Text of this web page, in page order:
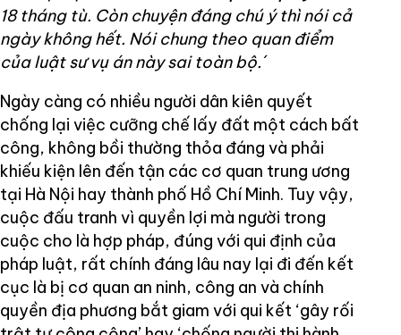
18 tháng tù. Còn chuyện đáng chú ý thì nói cả
ngày không hết. Nói chung theo quan điểm
của luật sư vụ án này sai toàn bộ.´
Ngày càng có nhiều người dân kiên quyết
chống lại việc cưỡng chế lấy đất một cách bất
công, không bồi thường thỏa đáng và phải
khiếu kiện lên đến tận các cơ quan trung ương
tại Hà Nội hay thành phố Hồ Chí Minh. Tuy vậy,
cuộc đấu tranh vì quyền lợi mà người trong
cuộc cho là hợp pháp, đúng với qui định của
pháp luật, rất chính đáng lâu nay lại đi đến kết
cục là bị cơ quan an ninh, công an và chính
quyền địa phương bắt giam với qui kết ‘gây rối